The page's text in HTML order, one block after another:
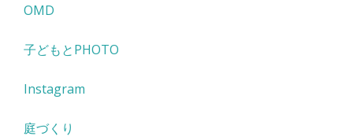
OMD
子どもとPHOTO
Instagram
庭づくり